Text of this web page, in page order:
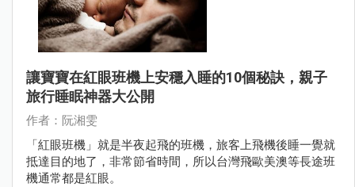
讓寶寶在紅眼班機上安穩入睡的10個秘訣，親子
旅行睡眠神器大公開
作者：阮湘雯
「紅眼班機」就是半夜起飛的班機，旅客上飛機後睡一覺就
抵達目的地了，非常節省時間，所以台灣飛歐美澳等長途班
機通常都是紅眼。